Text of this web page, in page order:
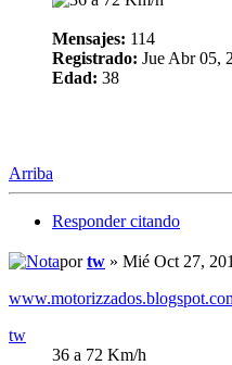
Mensajes: 114
Registrado: Jue Abr 05,
Edad: 38
Arriba
Responder citando
portw » Mié Oct 27,
tw
36 a 72 Km/h